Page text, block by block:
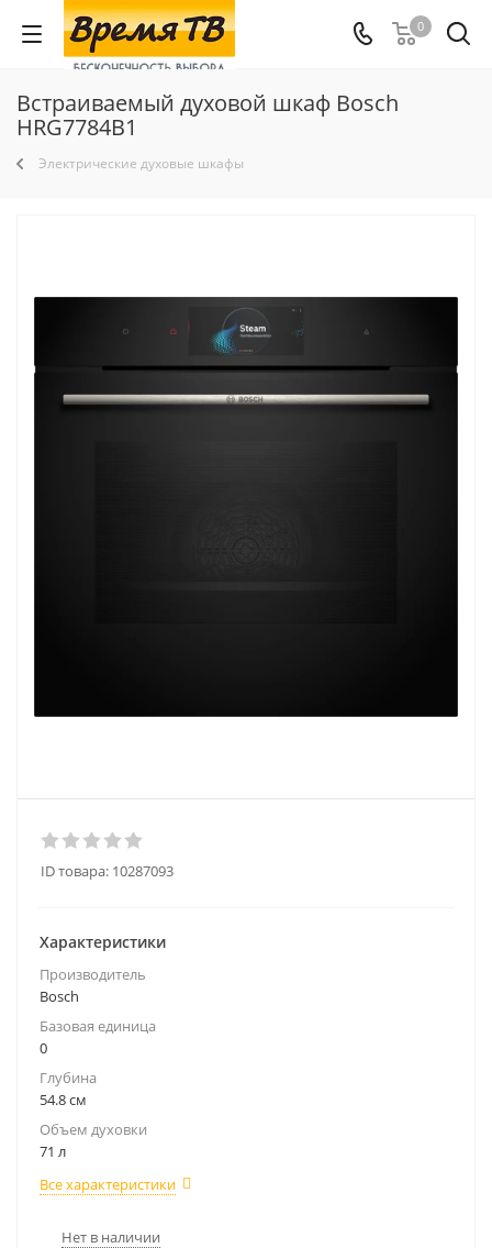
0
Встраиваемый духовой шкаф Bosch
HRG7784B1
Электрические духовые шкафы
ID товара: 10287093
Характеристики
Производитель
Bosch
Базовая единица
0
Глубина
54.8 см
Объем духовки
71 л
Все характеристики
Нет в наличии